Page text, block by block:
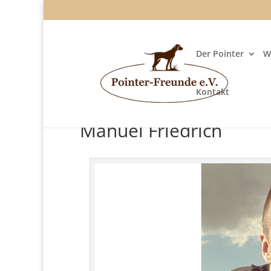
Der Pointer
Kontakt
Manuel Friedrich